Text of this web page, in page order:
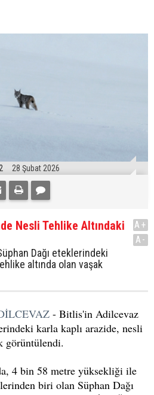
28 Şubat 2026
Nesli Tehlike Altındaki
Dağı eteklerindeki
altında olan vaşak
A+
A-
- Bitlis'in Adilcevaz
karla kaplı arazide, nesli
görüntülendi.
4 bin 58 metre yüksekliği ile
biri olan Süphan Dağı